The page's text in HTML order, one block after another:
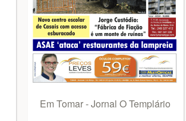
Em Tomar - Jornal O Templário